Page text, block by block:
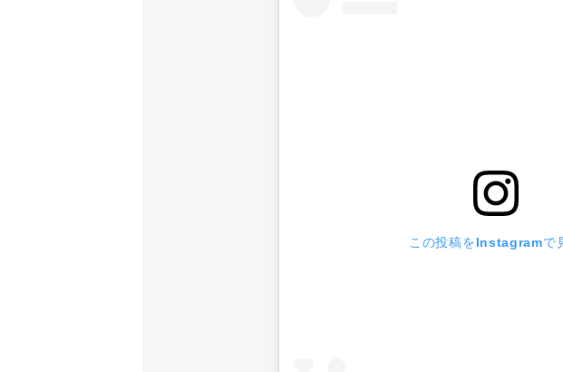
この投稿をInstagramで